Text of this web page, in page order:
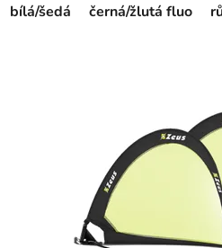
bílá/šedá černá/žlutá fluo